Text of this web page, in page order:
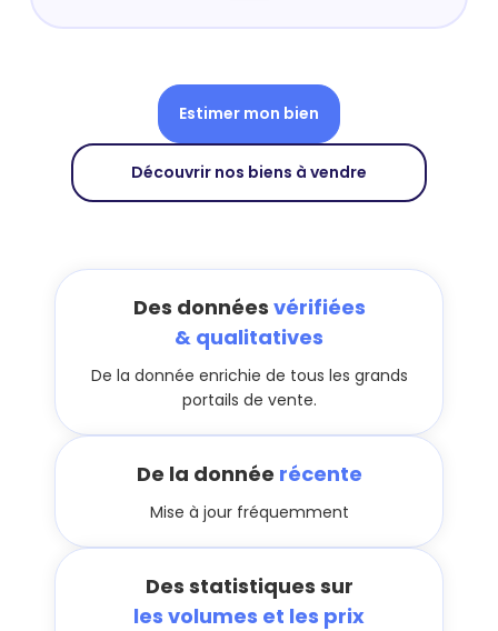
Estimer mon bien
Découvrir nos biens à vendre
Des données vérifiées
& qualitatives
De la donnée enrichie de tous les grands
portails de vente.
De la donnée récente
Mise à jour fréquemment
Des statistiques sur
les volumes et les prix